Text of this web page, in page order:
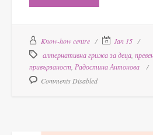
Know-how centre
Jan 15
алтернативна грижа за деца
привързаност Радостина Антонова
Comments Disabled